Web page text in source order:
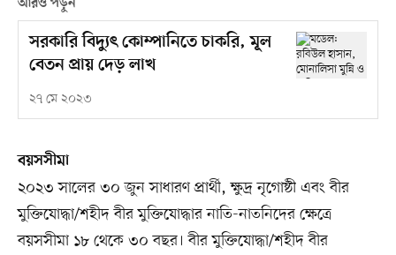
আরও পড়ুন
সরকারি বিদ্যুৎ কোম্পানিতে চাকরি, মূল
বেতন প্রায় দেড় লাখ
২৭ মে ২০২৩
বয়সসীমা
২০২৩ সালের ৩০ জুন সাধারণ প্রার্থী, ক্ষুদ্র নৃগোষ্ঠী এবং বীর
মুক্তিযোদ্ধা/শহীদ বীর মুক্তিযোদ্ধার নাতি-নাতনিদের ক্ষেত্রে
বয়সসীমা ১৮ থেকে ৩০ বছর। বীর মুক্তিযোদ্ধা/শহীদ বীর